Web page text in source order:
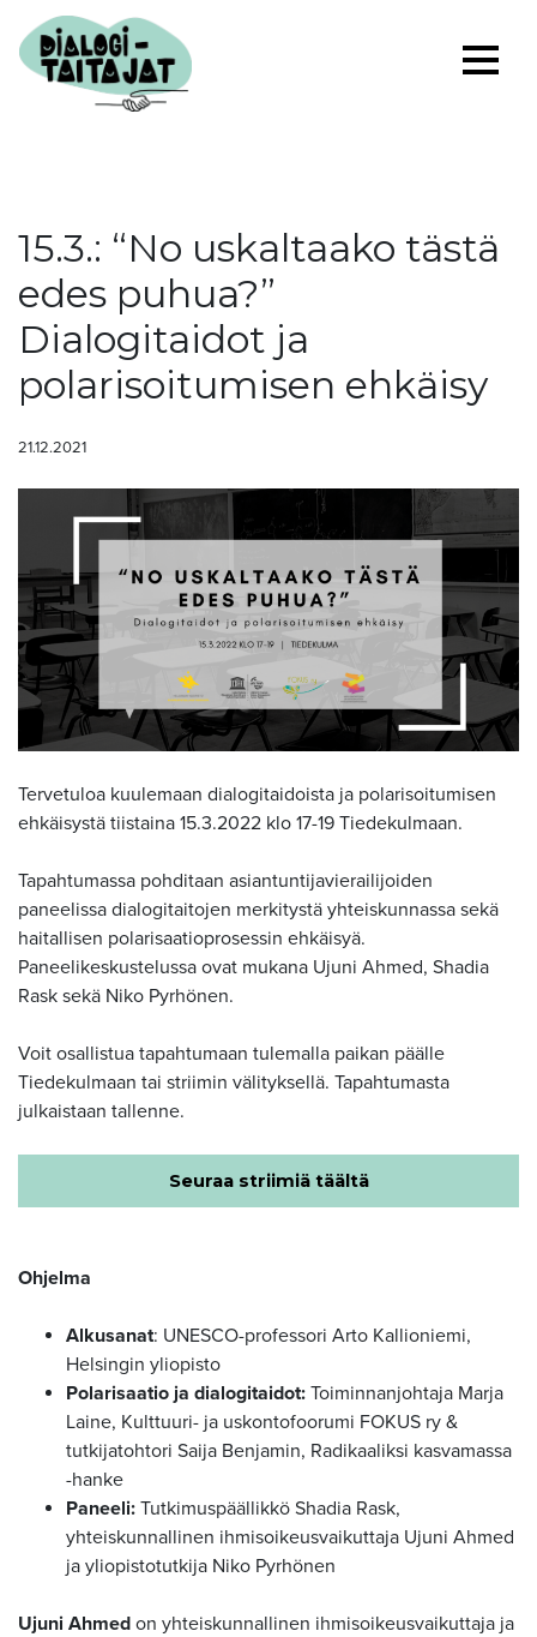
15.3.: “No uskaltaako tästä
edes puhua?”
Dialogitaidot ja
polarisoitumisen ehkäisy
21.12.2021
Tervetuloa kuulemaan dialogitaidoista ja polarisoitumisen
ehkäisystä tiistaina 15.3.2022 klo 17-19 Tiedekulmaan.
Tapahtumassa pohditaan asiantuntijavierailijoiden
paneelissa dialogitaitojen merkitystä yhteiskunnassa sekä
haitallisen polarisaatioprosessin ehkäisyä.
Paneelikeskustelussa ovat mukana Ujuni Ahmed, Shadia
Rask sekä Niko Pyrhönen.
Voit osallistua tapahtumaan tulemalla paikan päälle
Tiedekulmaan tai striimin välityksellä. Tapahtumasta
julkaistaan tallenne.
Seuraa striimiä täältä
Ohjelma
Alkusanat: UNESCO-professori Arto Kallioniemi,
Helsingin yliopisto
Polarisaatio ja dialogitaidot: Toiminnanjohtaja Marja
Laine, Kulttuuri- ja uskontofoorumi FOKUS ry &
tutkijatohtori Saija Benjamin, Radikaaliksi kasvamassa
-hanke
Paneeli: Tutkimuspäällikkö Shadia Rask,
yhteiskunnallinen ihmisoikeusvaikuttaja Ujuni Ahmed
ja yliopistotutkija Niko Pyrhönen
Ujuni Ahmed on yhteiskunnallinen ihmisoikeusvaikuttaja ja